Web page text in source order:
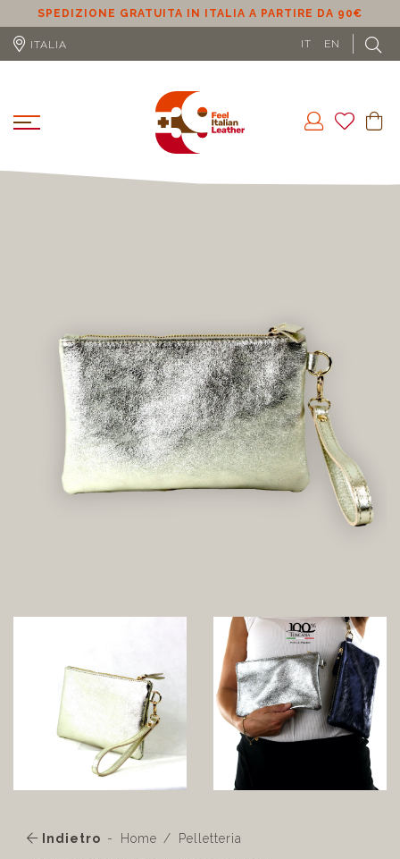
SPEDIZIONE GRATUITA IN ITALIA A PARTIRE DA 90€
ITALIA IT EN
Indietro Home
Pelletteria